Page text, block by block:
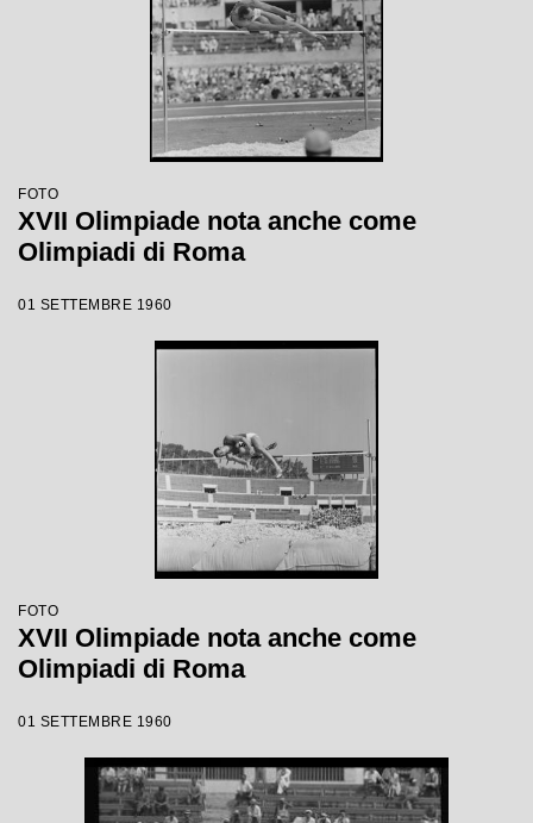
FOTO
XVII Olimpiade nota anche come
Olimpiadi di Roma
01 SETTEMBRE 1960
FOTO
XVII Olimpiade nota anche come
Olimpiadi di Roma
01 SETTEMBRE 1960